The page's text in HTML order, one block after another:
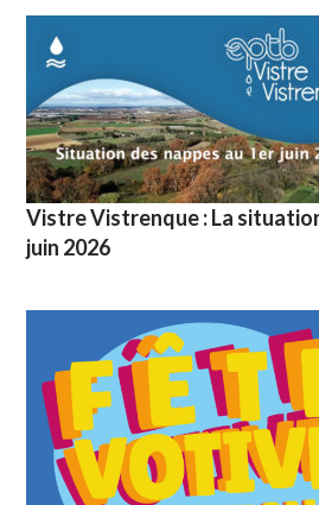
Vistre Vistrenque : La
juin 2026